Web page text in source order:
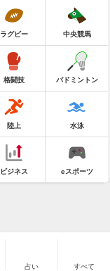
ラグビー 中央競馬
格闘技 バドミントン
陸上 水泳
ビジネス eスポーツ
占い すべて